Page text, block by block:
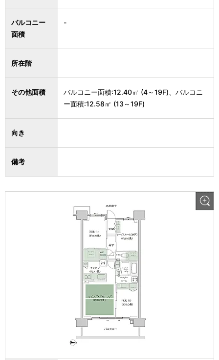
バルコニー
面積
-
所在階
その他面積
バルコニー面積:12.40㎡ (4～19F)、バルコニ
ー面積:12.58㎡ (13～19F)
向き
備考